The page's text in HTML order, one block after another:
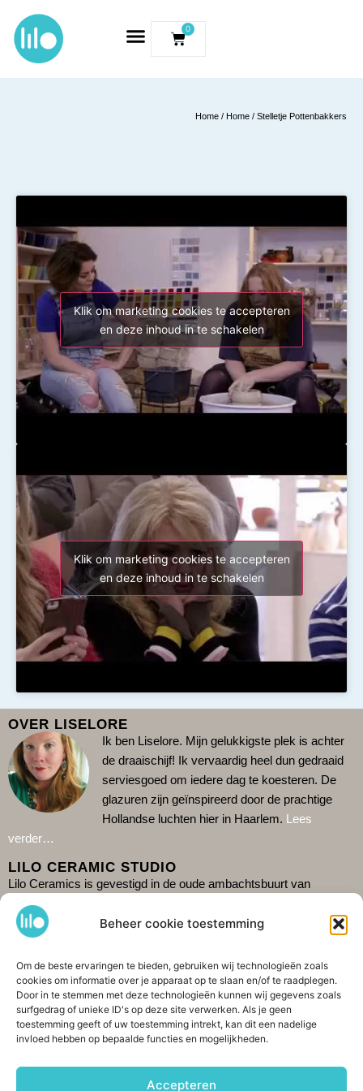
Beheer cookie toestemming
Om de beste ervaringen te bieden, gebruiken wij technologieën zoals
cookies om informatie over je apparaat op te slaan en/of te raadplegen.
Door in te stemmen met deze technologieën kunnen wij gegevens zoals
surfgedrag of unieke ID's op deze site verwerken. Als je geen
toestemming geeft of uw toestemming intrekt, kan dit een nadelige
invloed hebben op bepaalde functies en mogelijkheden.
Accepteren
0
Home / Home / Stelletje Pottenbakkers
Klik om marketing cookies te accepteren
en deze inhoud in te schakelen
Klik om marketing cookies te accepteren
en deze inhoud in te schakelen
OVER LISELORE
Ik ben Liselore. Mijn gelukkigste plek is achter
de draaischijf! Ik vervaardig heel dun gedraaid
serviesgoed om iedere dag te koesteren. De
glazuren zijn geïnspireerd door de prachtige
Hollandse luchten hier in Haarlem. Lees
verder…
LILO CERAMIC STUDIO
Lilo Ceramics is gevestigd in de oude ambachtsbuurt van
Haarlem: De Burgwal. Kom gezellig langs in mijn winkel en zie
hoe ik aan het werk ben in de studio erachter. Omdat ik alleen
werk is het verstandig de actuele openingstijden te checken op
Google .Het is ook mogelijk omshopte bestellen. Ik verzend
wereldwijd. Tot snel!
CONTACT & DELEN
Spaarnwouderstraat 76, 2011AE Haarlem
+31 (0)6 42208643